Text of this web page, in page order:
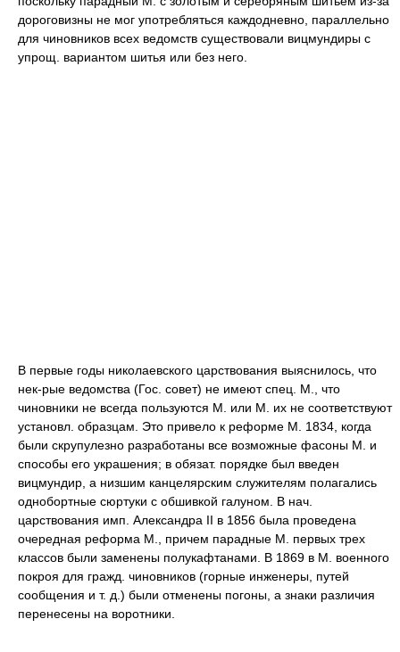
дороговизны не мог употребляться каждодневно, параллельно
для чиновников всех ведомств существовали вицмундиры с
упрощ. вариантом шитья или без него.
В первые годы николаевского царствования выяснилось, что
нек-рые ведомства (Гос. совет) не имеют спец. М., что
чиновники не всегда пользуются М. или М. их не соответствуют
установл. образцам. Это привело к реформе М. 1834, когда
были скрупулезно разработаны все возможные фасоны М. и
способы его украшения; в обязат. порядке был введен
вицмундир, а низшим канцелярским служителям полагались
однобортные сюртуки с обшивкой галуном. В нач.
царствования имп. Александра II в 1856 была проведена
очередная реформа М., причем парадные М. первых трех
классов были заменены полукафтанами. В 1869 в М. военного
покроя для гражд. чиновников (горные инженеры, путей
сообщения и т. д.) были отменены погоны, а знаки различия
перенесены на воротники.